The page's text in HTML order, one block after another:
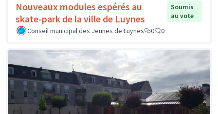
Nouveaux modules espérés au
skate-park de la ville de Luynes
Soumis
au vote
Conseil municipal des Jeunes de Luynes
0 0